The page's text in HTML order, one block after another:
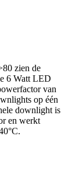
zien de
6 Watt LED
van
op één
downlight is
en werkt